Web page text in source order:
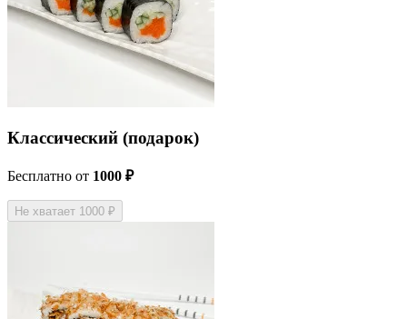
Классический (подарок)
Бесплатно от 1000 ₽
Не хватает 1000 ₽